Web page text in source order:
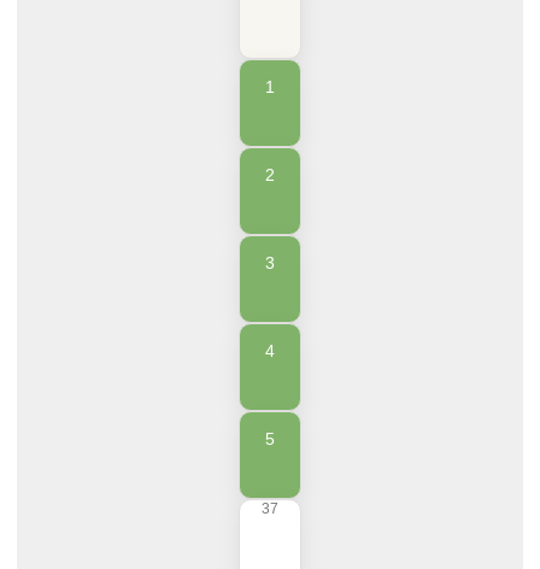
1
2
3
4
5
37